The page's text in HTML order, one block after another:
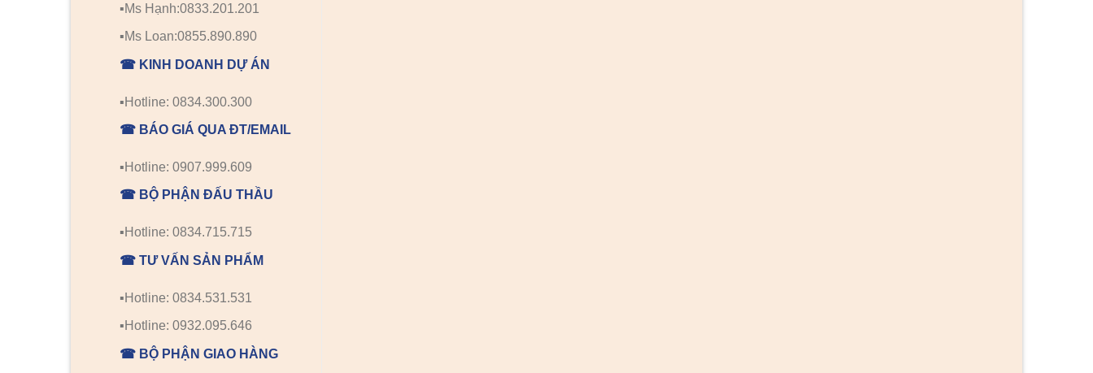
▪️Ms Hạnh:0833.201.201
▪️Ms Loan:0855.890.890
☎ KINH DOANH DỰ ÁN
▪️Hotline: 0834.300.300
☎ BÁO GIÁ QUA ĐT/EMAIL
▪️Hotline: 0907.999.609
☎ BỘ PHẬN ĐẤU THẦU
▪️Hotline: 0834.715.715
☎ TƯ VẤN SẢN PHẨM
▪️Hotline: 0834.531.531
▪️Hotline: 0932.095.646
☎ BỘ PHẬN GIAO HÀNG